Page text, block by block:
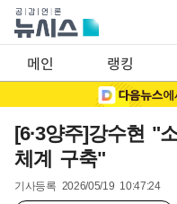
메인 랭킹
[6·3양주]강수현 "
체계 구축"
기사등록 2026/05/19 10:47:24